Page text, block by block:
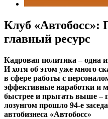
Клуб «Автобосс»:
главный ресурс
Кадровая политика – одна
И хотя об этом уже много
в сфере работы с
эффективные наработки и
быстрее и прыгать выше –
лозунгом прошло 94-е
автобизнеса «Автобосс»